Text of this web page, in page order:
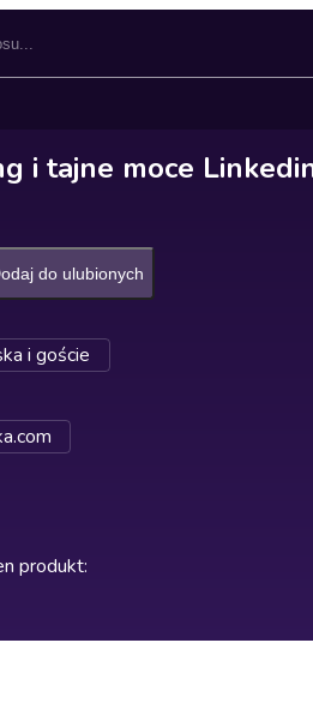
i tajne moce
do ulubionych
i goście
produkt: